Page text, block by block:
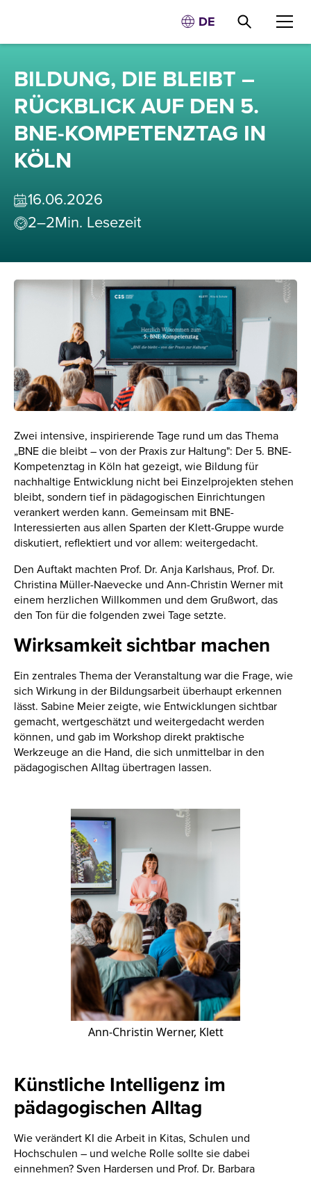
DE
BILDUNG, DIE BLEIBT –
RÜCKBLICK AUF DEN 5.
BNE-KOMPETENZTAG IN
KÖLN
16.06.2026
2–2Min. Lesezeit
Zwei intensive, inspirierende Tage rund um das Thema
„BNE die bleibt – von der Praxis zur Haltung": Der 5. BNE-
Kompetenztag in Köln hat gezeigt, wie Bildung für
nachhaltige Entwicklung nicht bei Einzelprojekten stehen
bleibt, sondern tief in pädagogischen Einrichtungen
verankert werden kann. Gemeinsam mit BNE-
Interessierten aus allen Sparten der Klett-Gruppe wurde
diskutiert, reflektiert und vor allem: weitergedacht.
Den Auftakt machten Prof. Dr. Anja Karlshaus, Prof. Dr.
Christina Müller-Naevecke und Ann-Christin Werner mit
einem herzlichen Willkommen und dem Grußwort, das
den Ton für die folgenden zwei Tage setzte.
Wirksamkeit sichtbar machen
Ein zentrales Thema der Veranstaltung war die Frage, wie
sich Wirkung in der Bildungsarbeit überhaupt erkennen
lässt. Sabine Meier zeigte, wie Entwicklungen sichtbar
gemacht, wertgeschätzt und weitergedacht werden
können, und gab im Workshop direkt praktische
Werkzeuge an die Hand, die sich unmittelbar in den
pädagogischen Alltag übertragen lassen.
Ann-Christin Werner, Klett
Künstliche Intelligenz im
pädagogischen Alltag
Wie verändert KI die Arbeit in Kitas, Schulen und
Hochschulen – und welche Rolle sollte sie dabei
einnehmen? Sven Hardersen und Prof. Dr. Barbara